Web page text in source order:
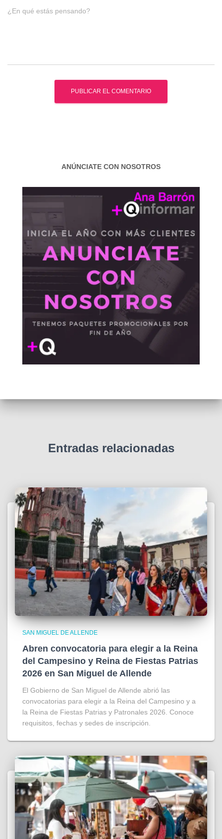
¿En qué estás pensando?
ANÚNCIATE CON NOSOTROS
Entradas relacionadas
SAN MIGUEL DE ALLENDE
Abren convocatoria para elegir a la Reina
del Campesino y Reina de Fiestas Patrias
2026 en San Miguel de Allende
El Gobierno de San Miguel de Allende abrió las
convocatorias para elegir a la Reina del Campesino y a
la Reina de Fiestas Patrias y Patronales 2026. Conoce
requisitos, fechas y sedes de inscripción.